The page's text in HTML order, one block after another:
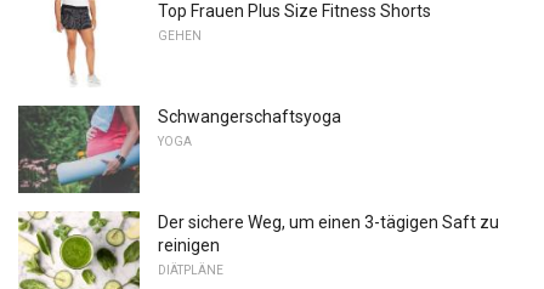
Top Frauen Plus Size Fitness Shorts
GEHEN
Schwangerschaftsyoga
YOGA
Der sichere Weg, um einen 3-tägigen Saft zu
reinigen
DIÄTPLÄNE